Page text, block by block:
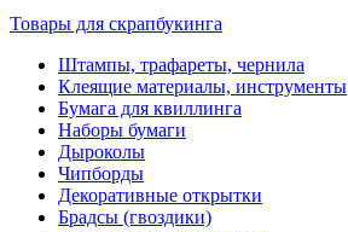
Товары для скрапбукинга
Штампы, трафареты, чернила
Клеящие материалы, инструменты
Бумага для квиллинга
Наборы бумаги
Дыроколы
Чипборды
Декоративные открытки
Брадсы (гвоздики)